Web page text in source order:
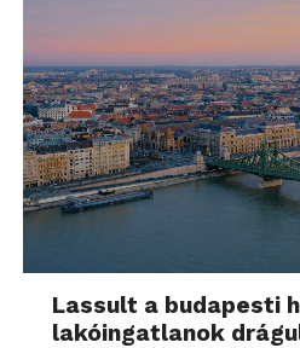
Lassult a budapesti
lakóingatlanok